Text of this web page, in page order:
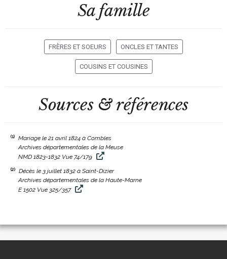
Sa famille
FRÈRES ET SOEURS ONCLES ET TANTES
COUSINS ET COUSINES
Sources & références
(1)
Mariage le 21 avril 1824 à Combles
Archives départementales de la Meuse
NMD 1823-1832 Vue 74/179
(2)
Décès le 3 juillet 1832 à Saint-Dizier
Archives départementales de la Haute-Marne
E 1502 Vue 325/357